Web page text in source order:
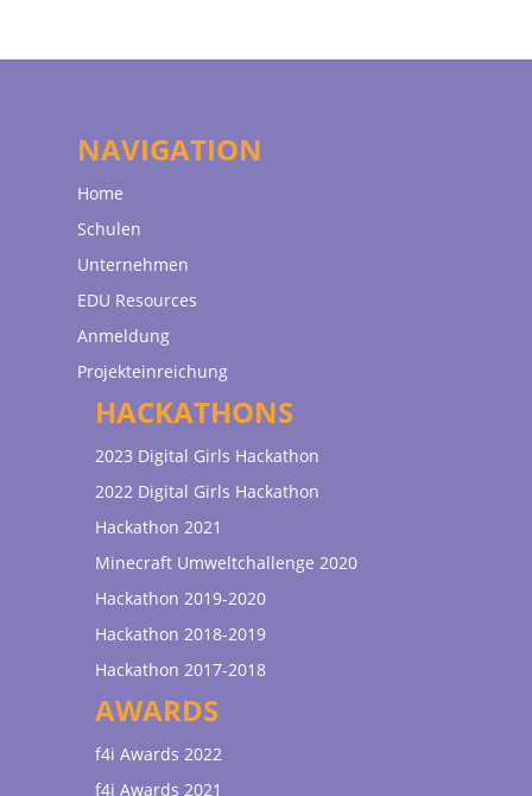
NAVIGATION
Home
Schulen
Unternehmen
EDU Resources
Anmeldung
Projekteinreichung
HACKATHONS
2023 Digital Girls Hackathon
2022 Digital Girls Hackathon
Hackathon 2021
Minecraft Umweltchallenge 2020
Hackathon 2019-2020
Hackathon 2018-2019
Hackathon 2017-2018
AWARDS
f4i Awards 2022
f4i Awards 2021